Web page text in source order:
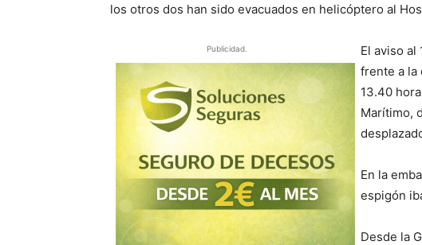
los otros dos han sido evacuados en helicóptero al
Publicidad.
El aviso
frente a la
13.40
Marítimo,
En la
espigón
Desde la